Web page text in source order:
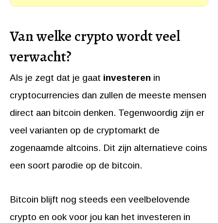
Van welke crypto wordt veel
verwacht?
Als je zegt dat je gaat investeren in
cryptocurrencies dan zullen de meeste mensen
direct aan bitcoin denken. Tegenwoordig zijn er
veel varianten op de cryptomarkt de
zogenaamde altcoins. Dit zijn alternatieve coins
een soort parodie op de bitcoin.
Bitcoin blijft nog steeds een veelbelovende
crypto en ook voor jou kan het investeren in